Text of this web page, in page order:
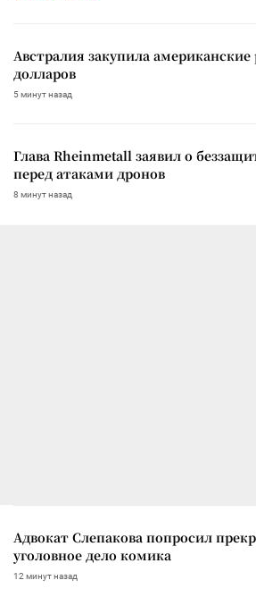
Австралия закупила
долларов
5 минут назад
Глава Rheinmetall заявил о
перед атаками дронов
8 минут назад
Адвокат Слепакова попросил
уголовное дело комика
12 минут назад